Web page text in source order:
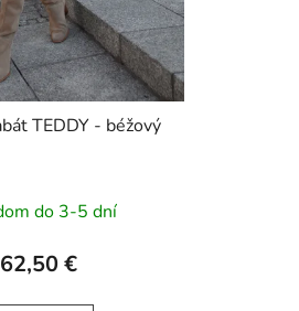
TEDDY - béžový
do 3-5 dní
62,50 €